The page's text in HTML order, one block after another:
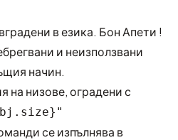
в езика. Бон Апети !
и неизползвани
начин.
на низове, оградени с
се изпълнява в